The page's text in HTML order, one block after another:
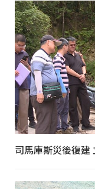
司馬庫斯災後復建